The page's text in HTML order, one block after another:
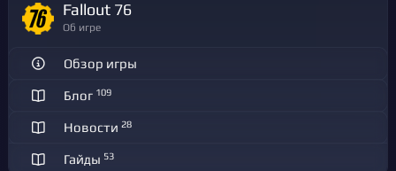
Fallout 76
Об игре
Обзор игры
Блог 109
Новости 28
Гайды 53